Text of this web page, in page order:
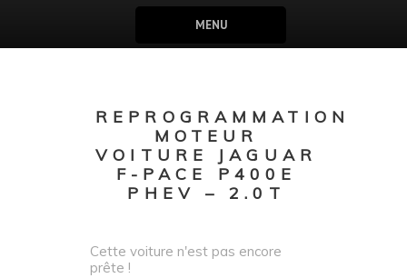
MENU
REPROGRAMMATION
MOTEUR
VOITURE JAGUAR
F-PACE P400E
PHEV – 2.0T
Cette voiture n'est pas encore
prête !